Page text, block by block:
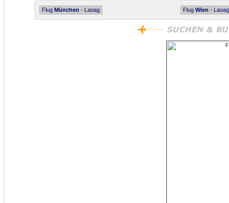
Flug München - Laoag Flug Wien - Laoag